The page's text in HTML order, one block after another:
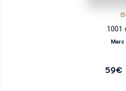
1001
Marc
59€